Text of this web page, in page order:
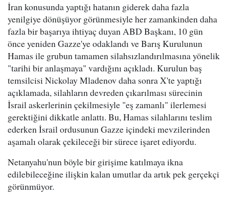
İran konusunda yaptığı hatanın giderek daha fazla
yenilgiye dönüşüyor görünmesiyle her zamankinden daha
fazla bir başarıya ihtiyaç duyan ABD Başkanı, 10 gün
önce yeniden Gazze'ye odaklandı ve Barış Kurulunun
Hamas ile grubun tamamen silahsızlandırılmasına yönelik
"tarihi bir anlaşmaya" vardığını açıkladı. Kurulun baş
temsilcisi Nickolay Mladenov daha sonra X'te yaptığı
açıklamada, silahların devreden çıkarılması sürecinin
İsrail askerlerinin çekilmesiyle "eş zamanlı" ilerlemesi
gerektiğini dikkatle anlattı. Bu, Hamas silahlarını teslim
ederken İsrail ordusunun Gazze içindeki mevzilerinden
aşamalı olarak çekileceği bir sürece işaret ediyordu.
Netanyahu'nun böyle bir girişime katılmaya ikna
edilebileceğine ilişkin kalan umutlar da artık pek gerçekçi
görünmüyor.